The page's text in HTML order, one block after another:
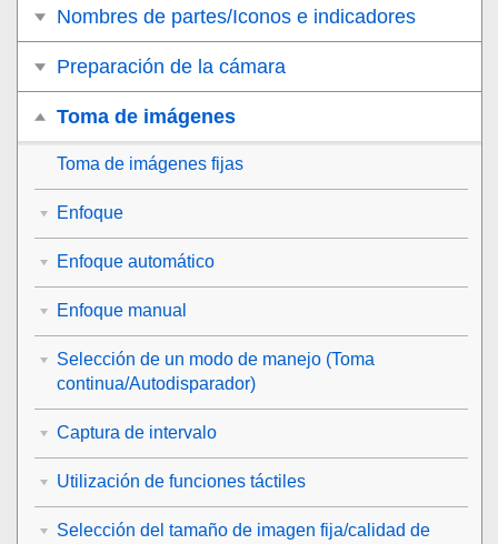
Nombres de partes/Iconos e indicadores
Preparación de la cámara
Toma de imágenes
Toma de imágenes fijas
Enfoque
Enfoque automático
Enfoque manual
Selección de un modo de manejo (Toma
continua/Autodisparador)
Captura de intervalo
Utilización de funciones táctiles
Selección del tamaño de imagen fija/calidad de